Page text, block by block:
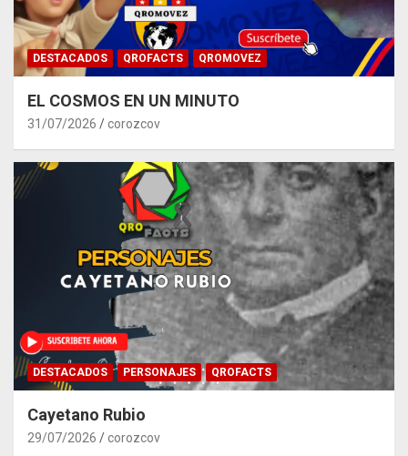
DESTACADOS QROFACTS QROMOVEZ
EL COSMOS EN UN MINUTO
31/07/2026 corozcov
DESTACADOS PERSONAJES QROFACTS
Cayetano Rubio
29/07/2026 corozcov